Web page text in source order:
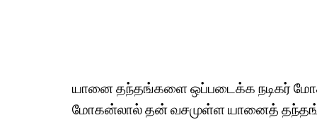
யானை தந்தங்களை ஒப்படைக்க நடிகர்
மோகன்லால் தன் வசமுள்ள யானைத்